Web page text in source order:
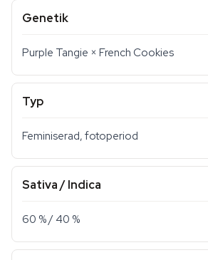
Genetik
Purple Tangie × French Cookies
Typ
Feminiserad, fotoperiod
Sativa / Indica
60 % / 40 %